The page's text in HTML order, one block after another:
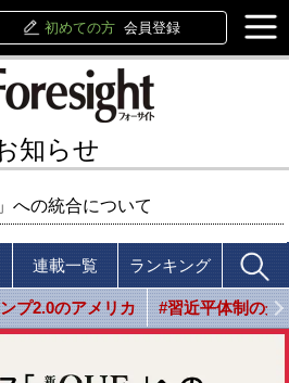
初めての方 会員登録
知らせ
への統合について
連載一覧 ランキング
プ2.0のアメリカ #習近平体制の光